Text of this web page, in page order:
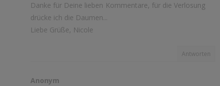
Danke für Deine lieben Kommentare, für die Verlosung
drücke ich die Daumen...
Liebe Grüße, Nicole
Antworten
Anonym